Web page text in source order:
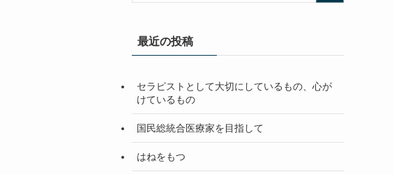
最近の投稿
セラピストとして大切にしているもの、心が
けているもの
国民総統合医療家を目指して
はねをもつ